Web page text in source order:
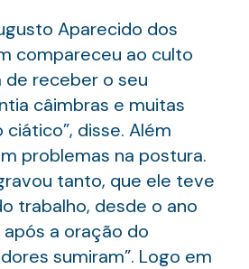
Aparecido dos
compareceu ao culto
receber o seu
câimbras e muitas
disse. Além
problemas na postura.
tanto, que ele teve
trabalho, desde o ano
após a oração do
sumiram”. Logo em